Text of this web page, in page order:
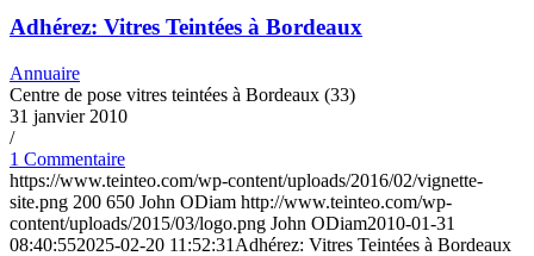
Adhérez: Vitres Teintées à Bordeaux
Annuaire
Centre de pose vitres teintées à Bordeaux (33)
31 janvier 2010
/
1 Commentaire
https://www.teinteo.com/wp-content/uploads/2016/02/vignette-
site.png 200 650 John ODiam http://www.teinteo.com/wp-
content/uploads/2015/03/logo.png John ODiam2010-01-31
08:40:552025-02-20 11:52:31 Adhérez: Vitres Teintées à Bordeaux